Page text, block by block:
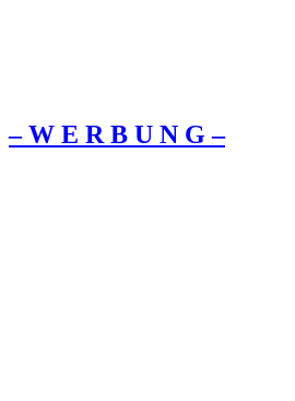
– W Ε R Β U Ν G –